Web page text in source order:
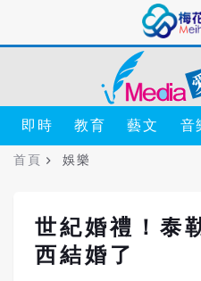
即時 教育 藝文 音
首頁 娛樂
世紀婚禮！泰
西結婚了